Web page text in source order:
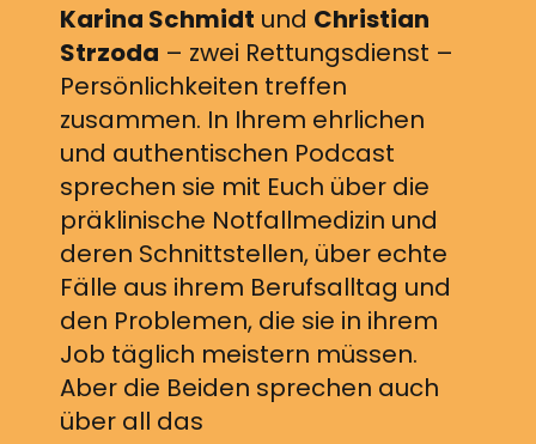
Karina Schmidt und Christian
Strzoda – zwei Rettungsdienst –
Persönlichkeiten treffen
zusammen. In Ihrem ehrlichen
und authentischen Podcast
sprechen sie mit Euch über die
präklinische Notfallmedizin und
deren Schnittstellen, über echte
Fälle aus ihrem Berufsalltag und
den Problemen, die sie in ihrem
Job täglich meistern müssen.
Aber die Beiden sprechen auch
über all das